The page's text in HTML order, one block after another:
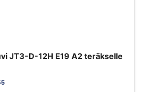
JT3-D-12H E19 A2 teräkselle